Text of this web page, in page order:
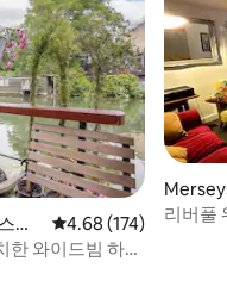
보
평점 4.68점(5점 만점
4.68 (174)
한 와이드빔 하우
리버풀